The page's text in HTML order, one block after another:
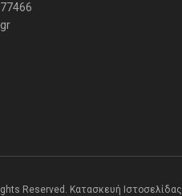
Reserved. Κατασκευή Ιστοσελίδας